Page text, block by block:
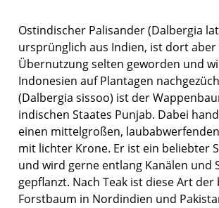
Ostindischer Palisander (Dalbergia
ursprünglich aus Indien, ist dort aber
Übernutzung selten geworden und
Indonesien auf Plantagen
(Dalbergia sissoo) ist der
indischen Staates Punjab. Dabei
einen mittelgroßen,
mit lichter Krone. Er ist ein beliebter
und wird gerne entlang Kanälen und
gepflanzt. Nach Teak ist diese Art
Forstbaum in Nordindien und